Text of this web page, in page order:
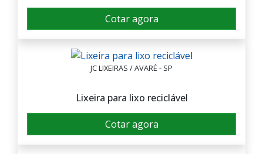
Cotar agora
JC LIXEIRAS / AVARÉ - SP
Lixeira para lixo reciclável
Cotar agora